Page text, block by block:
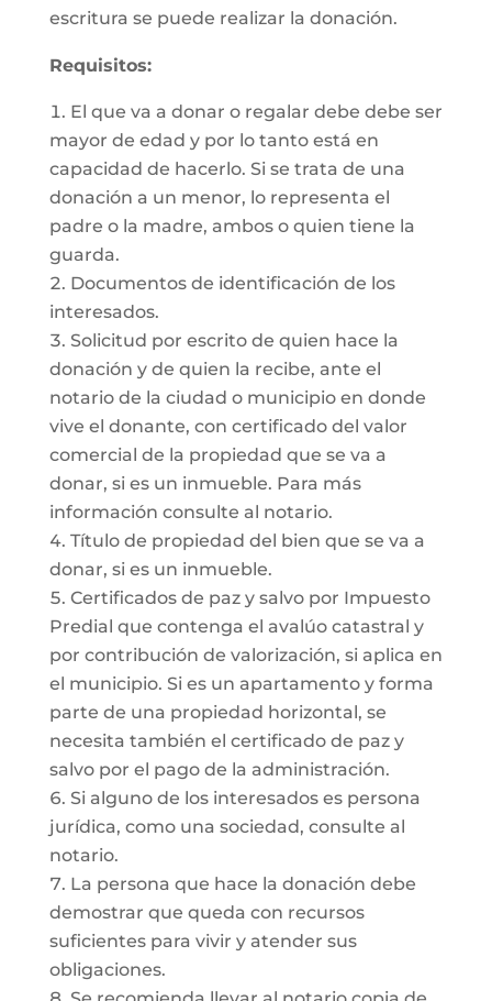
escritura se puede realizar la donación.
Requisitos:
El que va a donar o regalar debe debe ser
mayor de edad y por lo tanto está en
capacidad de hacerlo. Si se trata de una
donación a un menor, lo representa el
padre o la madre, ambos o quien tiene la
guarda.
Documentos de identificación de los
interesados.
Solicitud por escrito de quien hace la
donación y de quien la recibe, ante el
notario de la ciudad o municipio en donde
vive el donante, con certificado del valor
comercial de la propiedad que se va a
donar, si es un inmueble. Para más
información consulte al notario.
Título de propiedad del bien que se va a
donar, si es un inmueble.
Certificados de paz y salvo por Impuesto
Predial que contenga el avalúo catastral y
por contribución de valorización, si aplica en
el municipio. Si es un apartamento y forma
parte de una propiedad horizontal, se
necesita también el certificado de paz y
salvo por el pago de la administración.
Si alguno de los interesados es persona
jurídica, como una sociedad, consulte al
notario.
La persona que hace la donación debe
demostrar que queda con recursos
suficientes para vivir y atender sus
obligaciones.